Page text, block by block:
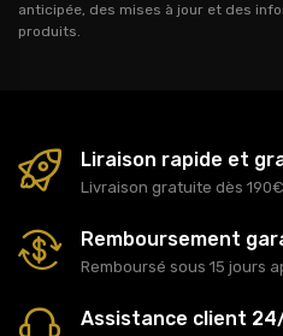
anticipée, des mises à jour et des
produits.
Liraison rapide et
Livraison gratuite dès
Remboursement
Remboursé sous 15 jours
Assistance client